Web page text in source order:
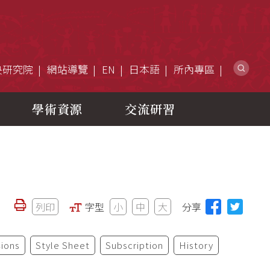
究院 網站導覽 EN 日本語 所內專區
學術資源 交流研習
列印 字型 小 中 大 分享
Style Sheet Subscription History